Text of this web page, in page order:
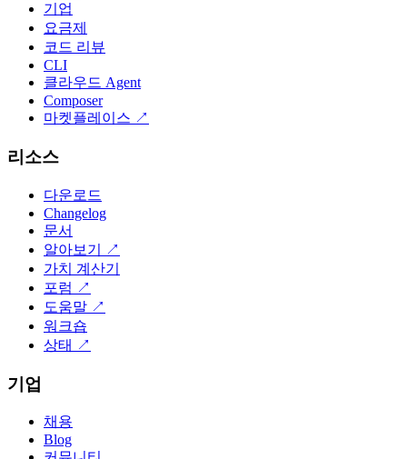
기업
요금제
코드 리뷰
CLI
클라우드 Agent
Composer
마켓플레이스 ↗
리소스
다운로드
Changelog
문서
알아보기
↗
가치 계산기
포럼 ↗
도움말 ↗
워크숍
상태 ↗
기업
채용
Blog